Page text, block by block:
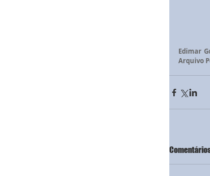
Edimar
Arquivo